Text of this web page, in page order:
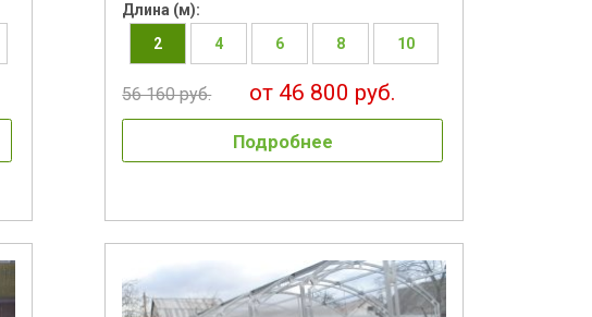
Длина (м):
2
4 6 8 10
56 160 руб. от 46 800 руб.
Подробнее